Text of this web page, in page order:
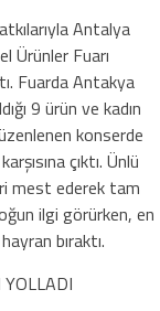
Antalya
Ürünler Fuarı
Fuarda Antakya
9 ürün ve kadın
konserde
çıktı. Ünlü
mest ederek tam
ilgi görürken, en
bıraktı.
YOLLADI